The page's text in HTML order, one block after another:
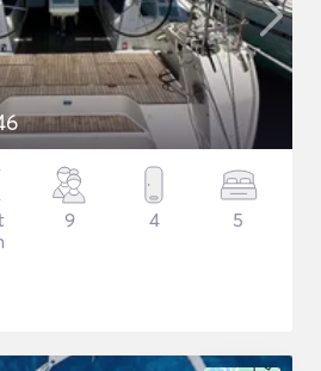
9 4 5